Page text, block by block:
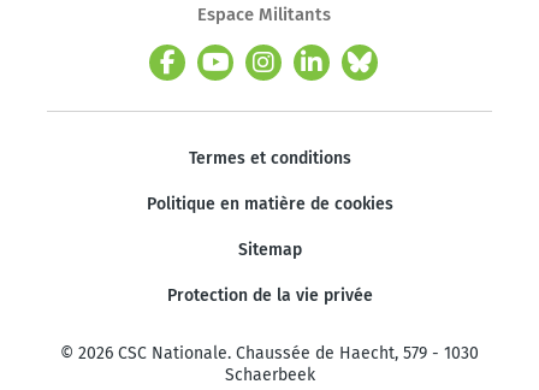
Espace Militants
Termes et conditions
Politique en matière de cookies
Sitemap
Protection de la vie privée
© 2026 CSC Nationale. Chaussée de Haecht, 579 - 1030
Schaerbeek